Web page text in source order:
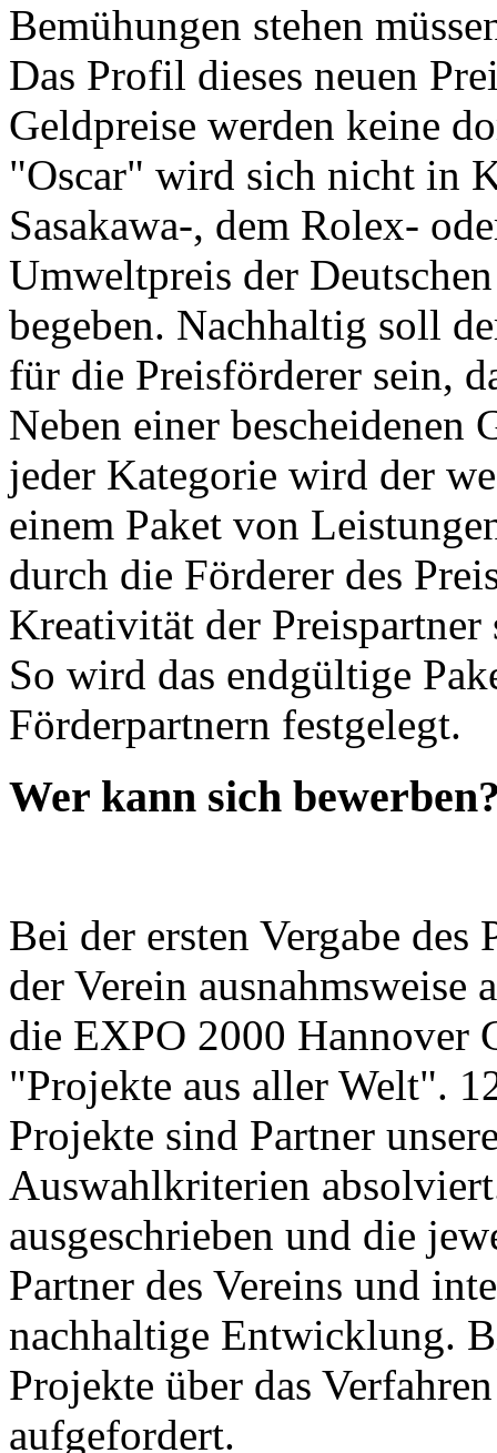
Bemühungen stehen
Das Profil dieses neuen
Geldpreise werden keine
"Oscar" wird sich nicht in
Sasakawa-, dem Rolex-
Umweltpreis der
begeben. Nachhaltig soll
für die Preisförderer sein,
Neben einer bescheidenen
jeder Kategorie wird der
einem Paket von
durch die Förderer des
Kreativität der Preispartner
So wird das endgültige
Förderpartnern festgelegt.
Wer kann sich
Bei der ersten Vergabe des
der Verein ausnahmsweise
die EXPO 2000 Hannover
"Projekte aus aller Welt".
Projekte sind Partner
Auswahlkriterien
ausgeschrieben und die
Partner des Vereins und
nachhaltige Entwicklung.
Projekte über das
aufgefordert.